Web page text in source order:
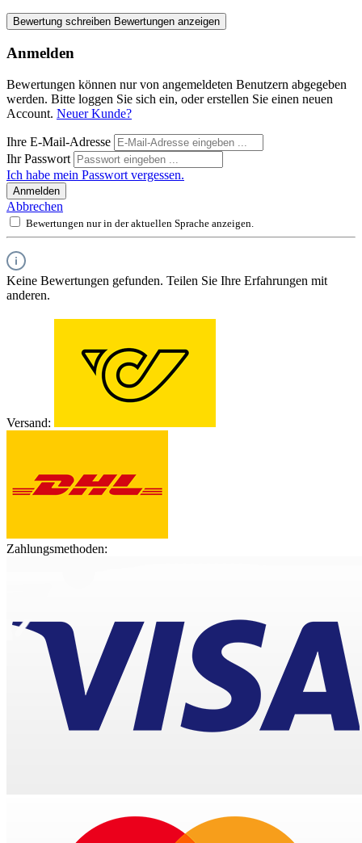
Bewertung schreiben Bewertungen anzeigen
Anmelden
Bewertungen können nur von angemeldeten Benutzern abgegeben
werden. Bitte loggen Sie sich ein, oder erstellen Sie einen neuen
Account. Neuer Kunde?
Ihre E-Mail-Adresse
Ihr Passwort
Ich habe mein Passwort vergessen.
Anmelden
Abbrechen
Bewertungen nur in der aktuellen Sprache anzeigen.
Keine Bewertungen gefunden. Teilen Sie Ihre Erfahrungen mit
anderen.
Versand:
Zahlungsmethoden: